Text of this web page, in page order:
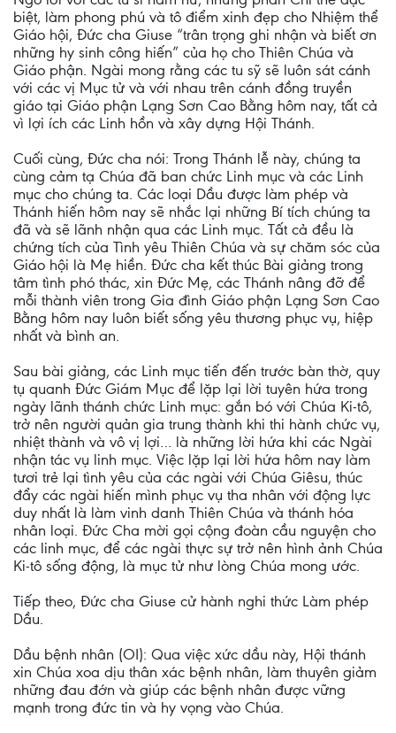
biệt, làm phong phú và tô điểm xinh đẹp cho Nhiệm thể
Giáo hội, Đức cha Giuse “trân trọng ghi nhận và biết ơn
những hy sinh công hiến” của họ cho Thiên Chúa và
Giáo phận. Ngài mong rằng các tu sỹ sẽ luôn sát cánh
với các vị Mục tử và với nhau trên cánh đồng truyền
giáo tại Giáo phận Lạng Sơn Cao Bằng hôm nay, tất cả
vì lợi ích các Linh hồn và xây dựng Hội Thánh.
Cuối cùng, Đức cha nói: Trong Thánh lễ này, chúng ta
cùng cảm tạ Chúa đã ban chức Linh mục và các Linh
mục cho chúng ta. Các loại Dầu được làm phép và
Thánh hiến hôm nay sẽ nhắc lại những Bí tích chúng ta
đã và sẽ lãnh nhận qua các Linh mục. Tất cả đều là
chứng tích của Tình yêu Thiên Chúa và sự chăm sóc của
Giáo hội là Mẹ hiền. Đức cha kết thúc Bài giảng trong
tâm tình phó thác, xin Đức Mẹ, các Thánh nâng đỡ để
mỗi thành viên trong Gia đình Giáo phận Lạng Sơn Cao
Bằng hôm nay luôn biết sống yêu thương phục vụ, hiệp
nhất và bình an.
Sau bài giảng, các Linh mục tiến đến trước bàn thờ, quy
tụ quanh Đức Giám Mục để lặp lại lời tuyên hứa trong
ngày lãnh thánh chức Linh mục: gắn bó với Chúa Ki-tô,
trở nên người quản gia trung thành khi thi hành chức vụ,
nhiệt thành và vô vị lợi… là những lời hứa khi các Ngài
nhận tác vụ linh mục. Việc lặp lại lời hứa hôm nay làm
tươi trẻ lại tình yêu của các ngài với Chúa Giêsu, thúc
đẩy các ngài hiến mình phục vụ tha nhân với động lực
duy nhất là làm vinh danh Thiên Chúa và thánh hóa
nhân loại. Đức Cha mời gọi cộng đoàn cầu nguyện cho
các linh mục, để các ngài thực sự trở nên hình ảnh Chúa
Ki-tô sống động, là mục tử như lòng Chúa mong ước.
Tiếp theo, Đức cha Giuse cử hành nghi thức Làm phép
Dầu.
Dầu bệnh nhân (OI): Qua việc xức dầu này, Hội thánh
xin Chúa xoa dịu thân xác bệnh nhân, làm thuyên giảm
những đau đớn và giúp các bệnh nhân được vững
mạnh trong đức tin và hy vọng vào Chúa.